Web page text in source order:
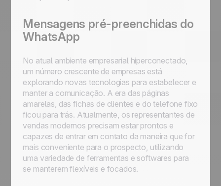
Mensagens pré-preenchidas do
WhatsApp
No atual ambiente empresarial hiperconectado,
um número crescente de empresas está
explorando novas tecnologias para estabelecer e
manter a comunicação. A era das páginas
amarelas, das fichas de clientes e do telefone fixo
ficou para trás. Atualmente, os representantes de
vendas modernos precisam estar prontos e
capazes de entrar em contato da maneira que for
mais conveniente para o prospecto, utilizando
uma variedade de ferramentas e softwares para
se manterem flexíveis e focados.